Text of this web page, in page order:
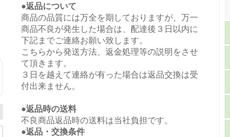
●返品について
商品の品質には万全を期しておりますが、万一
商品不良が発生した場合は、配達後３日以内に
下記までご連絡お願い致します。
こちらから発送方法、返金処理等の説明をさせ
て頂きます。
３日を越えて連絡が有った場合は返品交換は受
付出来ません。
●返品時の送料
不良商品返品時の送料は当社負担です。
●返品・交換条件